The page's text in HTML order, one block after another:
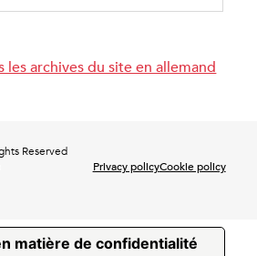
les archives du site en allemand
Reserved
Privacy policyCookie policy
matière de confidentialité